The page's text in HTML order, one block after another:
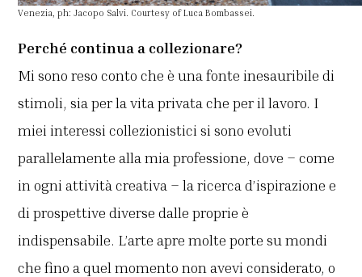
Venezia, ph: Jacopo Salvi. Courtesy of Luca Bombassei.
Perché continua a collezionare?
Mi sono reso conto che è una fonte inesauribile di
stimoli, sia per la vita privata che per il lavoro. I
miei interessi collezionistici si sono evoluti
parallelamente alla mia professione, dove – come
in ogni attività creativa – la ricerca d’ispirazione e
di prospettive diverse dalle proprie è
indispensabile. L’arte apre molte porte su mondi
che fino a quel momento non avevi considerato, o